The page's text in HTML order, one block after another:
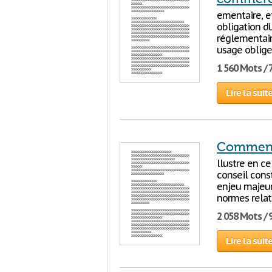
ementaire,
obligation
usage
1 560 Mots /
Lire la
llustre en ce
conseil
enjeu
normes
2 058 Mots /
Lire la